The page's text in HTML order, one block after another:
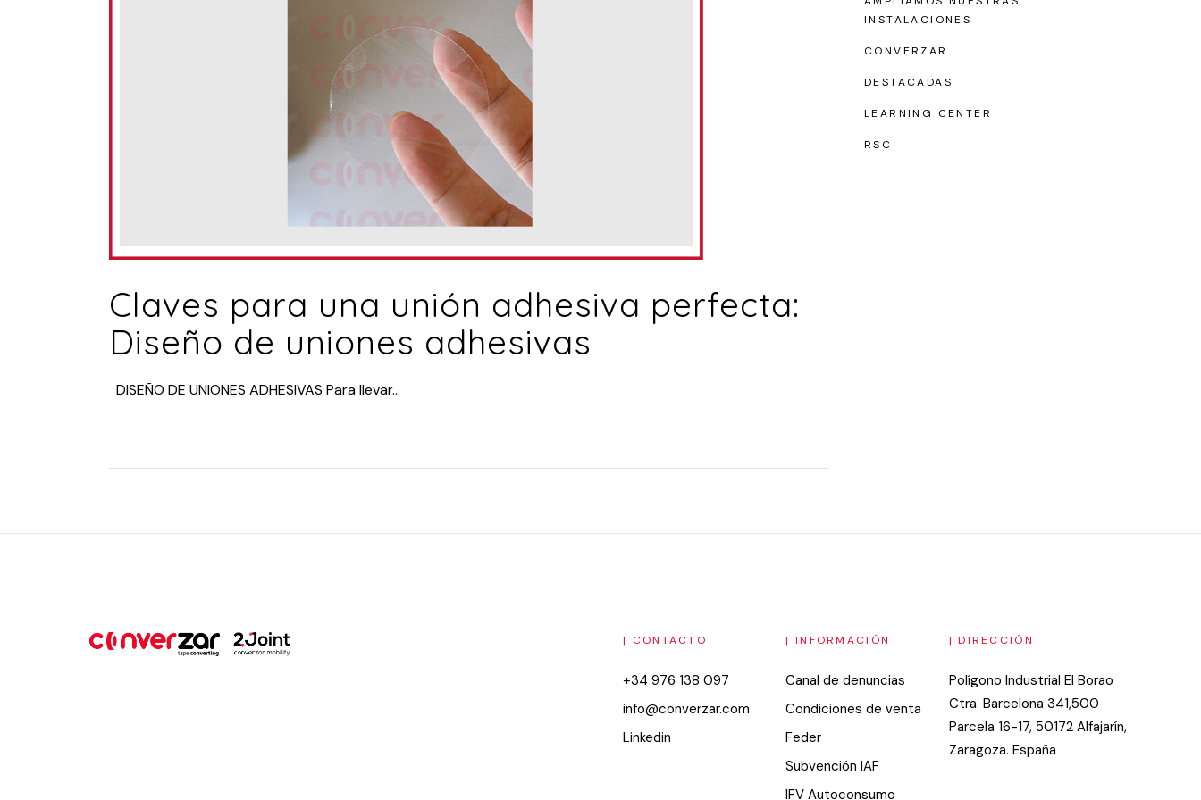
Claves para una unión adhesiva perfecta:
Diseño de uniones adhesivas
DISEÑO DE UNIONES ADHESIVAS Para llevar...
INSTALACIONES
CONVERZAR
DESTACADAS
LEARNING CENTER
RSC
| CONTACTO
+34 976 138 097
info@converzar.com
Linkedin
| INFORMACIÓN
Canal de denuncias
Condiciones de venta
Feder
Subvención IAF
IFV Autoconsumo
| DIRECCIÓN
Polígono Industrial El Borao
Ctra. Barcelona 341,500
Parcela 16-17, 50172 Alfajarín,
Zaragoza. España